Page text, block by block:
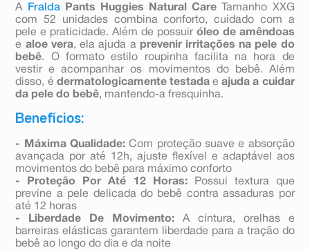
A Fralda Pants Huggies Natural Care Tamanho XXG
com 52 unidades combina conforto, cuidado com a
pele e praticidade. Além de possuir óleo de amêndoas
e aloe vera, ela ajuda a prevenir irritações na pele do
bebê. O formato estilo roupinha facilita na hora de
vestir e acompanhar os movimentos do bebê. Além
disso, é dermatologicamente testadaeajuda a cuidar
da pele do bebê, mantendo-a fresquinha.
Benefícios:
- Máxima Qualidade: Com proteção suave e absorção
avançada por até 12h, ajuste flexível e adaptável aos
movimentos do bebê para máximo conforto
- Proteção Por Até 12 Horas:Possui textura que
previne a pele delicada do bebê contra assaduras por
até 12 horas
- Liberdade De Movimento: A cintura, orelhas e
barreiras elásticas garantem liberdade para a tração do
bebê ao longo do dia e da noite